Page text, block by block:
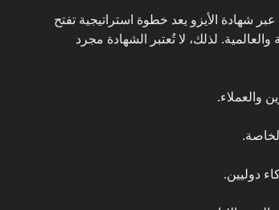
عبر شهادة الأيزو يعد خطوة استراتيجية تفتح
لذلك، لا تُعتبر الشهادة مجرد
والعملاء.
دوليين.